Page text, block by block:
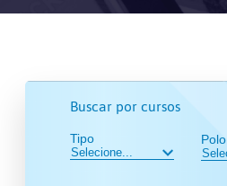
Buscar por cursos
Tipo Polo